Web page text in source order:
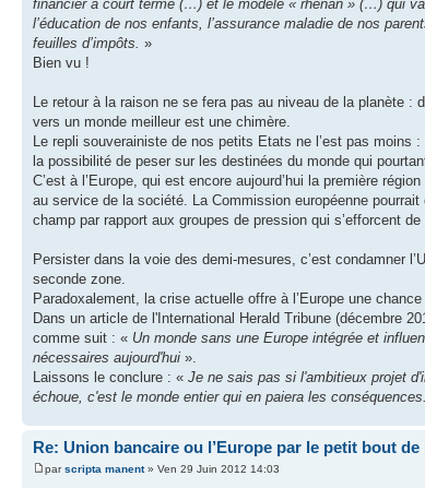
financier à court terme (…) et le modèle « rhénan » (…) qui
l’éducation de nos enfants, l’assurance maladie de nos
feuilles d’impôts. »
Bien vu !
Le retour à la raison ne se fera pas au niveau de la planète :
vers un monde meilleur est une chimère.
Le repli souverainiste de nos petits Etats ne l’est pas moins
la possibilité de peser sur les destinées du monde qui
C’est à l’Europe, qui est encore aujourd’hui la première
au service de la société. La Commission européenne
champ par rapport aux groupes de pression qui s’efforcent de
Persister dans la voie des demi-mesures, c’est condamner
seconde zone.
Paradoxalement, la crise actuelle offre à l’Europe une
Dans un article de l'International Herald Tribune (décembre
comme suit : « Un monde sans une Europe intégrée et
nécessaires aujourd'hui ».
Laissons le conclure : « Je ne sais pas si l'ambitieux projet
échoue, c'est le monde entier qui en paiera les conséquences.
Re: Union bancaire ou l’Europe par le petit bout
parscripta manent» Ven 29 Juin 2012 14:03